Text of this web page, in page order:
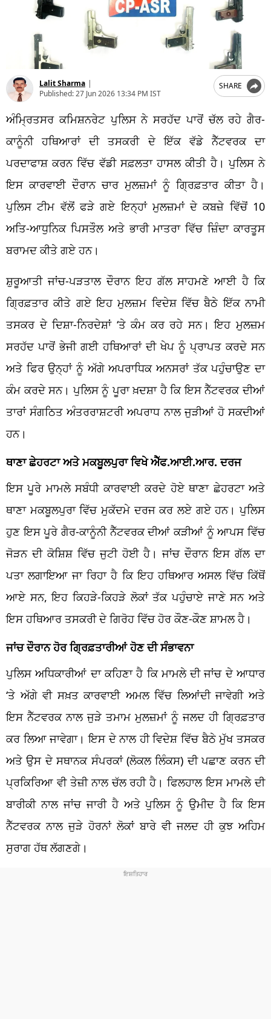
Lalit Sharma |
Published:27 Jun 2026 13:34 PM IST
SHARE
ਅੰਮ੍ਰਿਤਸਰ ਕਮਿਸ਼ਨਰੇਟ ਪੁਲਿਸ ਨੇ ਸਰਹੱਦ ਪਾਰੋਂ ਚੱਲ ਰਹੇ ਗੈਰ-
ਕਾਨੂੰਨੀ ਹਥਿਆਰਾਂ ਦੀ ਤਸਕਰੀ ਦੇ ਇੱਕ ਵੱਡੇ ਨੈੱਟਵਰਕ ਦਾ
ਪਰਦਾਫਾਸ਼ ਕਰਨ ਵਿੱਚ ਵੱਡੀ ਸਫ਼ਲਤਾ ਹਾਸਲ ਕੀਤੀ ਹੈ। ਪੁਲਿਸ ਨੇ
ਇਸ ਕਾਰਵਾਈ ਦੌਰਾਨ ਚਾਰ ਮੁਲਜ਼ਮਾਂ ਨੂੰ ਗ੍ਰਿਫ਼ਤਾਰ ਕੀਤਾ ਹੈ।
ਪੁਲਿਸ ਟੀਮ ਵੱਲੋਂ ਫੜੇ ਗਏ ਇਨ੍ਹਾਂ ਮੁਲਜ਼ਮਾਂ ਦੇ ਕਬਜ਼ੇ ਵਿੱਚੋਂ 10
ਅਤਿ-ਆਧੁਨਿਕ ਪਿਸਤੌਲ ਅਤੇ ਭਾਰੀ ਮਾਤਰਾ ਵਿੱਚ ਜ਼ਿੰਦਾ ਕਾਰਤੂਸ
ਬਰਾਮਦ ਕੀਤੇ ਗਏ ਹਨ।
ਸ਼ੁਰੂਆਤੀ ਜਾਂਚ-ਪੜਤਾਲ ਦੌਰਾਨ ਇਹ ਗੱਲ ਸਾਹਮਣੇ ਆਈ ਹੈ ਕਿ
ਗ੍ਰਿਫ਼ਤਾਰ ਕੀਤੇ ਗਏ ਇਹ ਮੁਲਜ਼ਮ ਵਿਦੇਸ਼ ਵਿੱਚ ਬੈਠੇ ਇੱਕ ਨਾਮੀ
ਤਸਕਰ ਦੇ ਦਿਸ਼ਾ-ਨਿਰਦੇਸ਼ਾਂ ‘ਤੇ ਕੰਮ ਕਰ ਰਹੇ ਸਨ। ਇਹ ਮੁਲਜ਼ਮ
ਸਰਹੱਦ ਪਾਰੋਂ ਭੇਜੀ ਗਈ ਹਥਿਆਰਾਂ ਦੀ ਖੇਪ ਨੂੰ ਪ੍ਰਾਪਤ ਕਰਦੇ ਸਨ
ਅਤੇ ਫਿਰ ਉਨ੍ਹਾਂ ਨੂੰ ਅੱਗੇ ਅਪਰਾਧਿਕ ਅਨਸਰਾਂ ਤੱਕ ਪਹੁੰਚਾਉਣ ਦਾ
ਕੰਮ ਕਰਦੇ ਸਨ। ਪੁਲਿਸ ਨੂੰ ਪੂਰਾ ਖ਼ਦਸ਼ਾ ਹੈ ਕਿ ਇਸ ਨੈੱਟਵਰਕ ਦੀਆਂ
ਤਾਰਾਂ ਸੰਗਠਿਤ ਅੰਤਰਰਾਸ਼ਟਰੀ ਅਪਰਾਧ ਨਾਲ ਜੁੜੀਆਂ ਹੋ ਸਕਦੀਆਂ
ਹਨ।
ਥਾਣਾ ਛੇਹਰਟਾ ਅਤੇ ਮਕਬੂਲਪੁਰਾ ਵਿਖੇ ਐੱਫ.ਆਈ.ਆਰ. ਦਰਜ
ਇਸ ਪੂਰੇ ਮਾਮਲੇ ਸਬੰਧੀ ਕਾਰਵਾਈ ਕਰਦੇ ਹੋਏ ਥਾਣਾ ਛੇਹਰਟਾ ਅਤੇ
ਥਾਣਾ ਮਕਬੂਲਪੁਰਾ ਵਿੱਚ ਮੁਕੱਦਮੇ ਦਰਜ ਕਰ ਲਏ ਗਏ ਹਨ। ਪੁਲਿਸ
ਹੁਣ ਇਸ ਪੂਰੇ ਗੈਰ-ਕਾਨੂੰਨੀ ਨੈੱਟਵਰਕ ਦੀਆਂ ਕੜੀਆਂ ਨੂੰ ਆਪਸ ਵਿੱਚ
ਜੋੜਨ ਦੀ ਕੋਸ਼ਿਸ਼ ਵਿੱਚ ਜੁਟੀ ਹੋਈ ਹੈ। ਜਾਂਚ ਦੌਰਾਨ ਇਸ ਗੱਲ ਦਾ
ਪਤਾ ਲਗਾਇਆ ਜਾ ਰਿਹਾ ਹੈ ਕਿ ਇਹ ਹਥਿਆਰ ਅਸਲ ਵਿੱਚ ਕਿੱਥੋਂ
ਆਏ ਸਨ, ਇਹ ਕਿਹੜੇ-ਕਿਹੜੇ ਲੋਕਾਂ ਤੱਕ ਪਹੁੰਚਾਏ ਜਾਣੇ ਸਨ ਅਤੇ
ਇਸ ਹਥਿਆਰ ਤਸਕਰੀ ਦੇ ਗਿਰੋਹ ਵਿੱਚ ਹੋਰ ਕੌਣ-ਕੌਣ ਸ਼ਾਮਲ ਹੈ।
ਜਾਂਚ ਦੌਰਾਨ ਹੋਰ ਗ੍ਰਿਫ਼ਤਾਰੀਆਂ ਹੋਣ ਦੀ ਸੰਭਾਵਨਾ
ਪੁਲਿਸ ਅਧਿਕਾਰੀਆਂ ਦਾ ਕਹਿਣਾ ਹੈ ਕਿ ਮਾਮਲੇ ਦੀ ਜਾਂਚ ਦੇ ਆਧਾਰ
‘ਤੇ ਅੱਗੇ ਵੀ ਸਖ਼ਤ ਕਾਰਵਾਈ ਅਮਲ ਵਿੱਚ ਲਿਆਂਦੀ ਜਾਵੇਗੀ ਅਤੇ
ਇਸ ਨੈੱਟਵਰਕ ਨਾਲ ਜੁੜੇ ਤਮਾਮ ਮੁਲਜ਼ਮਾਂ ਨੂੰ ਜਲਦ ਹੀ ਗ੍ਰਿਫ਼ਤਾਰ
ਕਰ ਲਿਆ ਜਾਵੇਗਾ। ਇਸ ਦੇ ਨਾਲ ਹੀ ਵਿਦੇਸ਼ ਵਿੱਚ ਬੈਠੇ ਮੁੱਖ ਤਸਕਰ
ਅਤੇ ਉਸ ਦੇ ਸਥਾਨਕ ਸੰਪਰਕਾਂ (ਲੋਕਲ ਲਿੰਕਸ) ਦੀ ਪਛਾਣ ਕਰਨ ਦੀ
ਪ੍ਰਕਿਰਿਆ ਵੀ ਤੇਜ਼ੀ ਨਾਲ ਚੱਲ ਰਹੀ ਹੈ। ਫਿਲਹਾਲ ਇਸ ਮਾਮਲੇ ਦੀ
ਬਾਰੀਕੀ ਨਾਲ ਜਾਂਚ ਜਾਰੀ ਹੈ ਅਤੇ ਪੁਲਿਸ ਨੂੰ ਉਮੀਦ ਹੈ ਕਿ ਇਸ
ਨੈੱਟਵਰਕ ਨਾਲ ਜੁੜੇ ਹੋਰਨਾਂ ਲੋਕਾਂ ਬਾਰੇ ਵੀ ਜਲਦ ਹੀ ਕੁਝ ਅਹਿਮ
ਸੁਰਾਗ ਹੱਥ ਲੱਗਣਗੇ।